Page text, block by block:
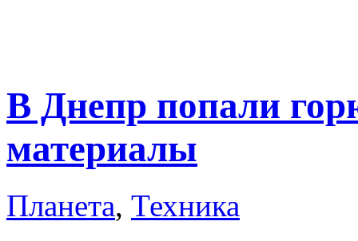
В Днепр попали
материалы
Планета, Техника